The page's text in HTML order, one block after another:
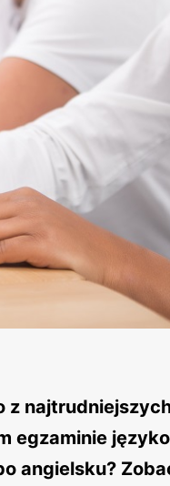
z
egzaminie
angielsku?